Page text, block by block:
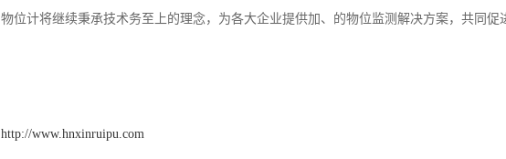
物位计将继续秉承技术务至上的理念，为各大企业提供加、的物位监测解决方案，共同促
http://www.hnxinruipu.com